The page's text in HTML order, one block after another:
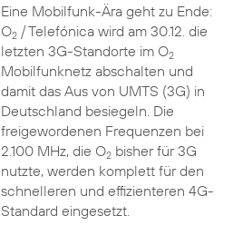
Eine Mobilfunk-Ära geht zu Ende:
O2/ Telefónica wird am 30.12. die
letzten 3G-Standorte im O2
Mobilfunknetz abschalten und
damit das Aus von UMTS (3G) in
Deutschland besiegeln. Die
freigewordenen Frequenzen bei
2.100 MHz, die O2bisher für 3G
nutzte, werden komplett für den
schnelleren und effizienteren 4G-
Standard eingesetzt.